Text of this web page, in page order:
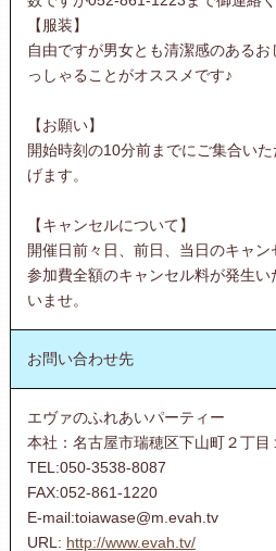
【服装】
自由ですが男女とも清潔感のある
っしゃることがオススメです♪
【お願い】
開始時刻の10分前までにご集合い
げます。
【キャンセルについて】
開催日前々日、前日、当日のキャ
参加費全額のキャンセル料が発生い
いませ。
お問い合わせ先
エヴァのふれあいパーティー
本社：名古屋市瑞穂区下山町２丁目
TEL:050-3538-8087
FAX:052-861-1220
E-mail:toiawase@m.evah.tv
URL: http://www.evah.tv/